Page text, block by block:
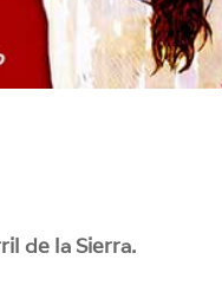
de la Sierra.